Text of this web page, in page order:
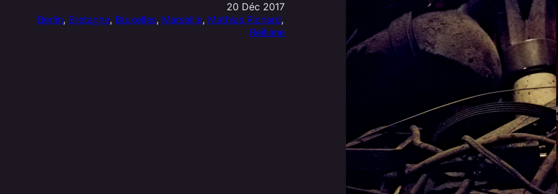
20 Déc 2017
Berlin, Bretagne, Bruxelles, Marseille, Mathias Richard
Reillane